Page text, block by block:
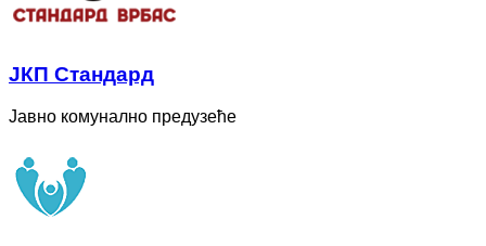
ЈКП Стандард
Јавно комунално предузеће